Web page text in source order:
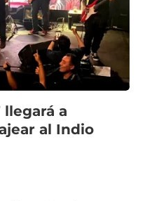
llegará a
al Indio